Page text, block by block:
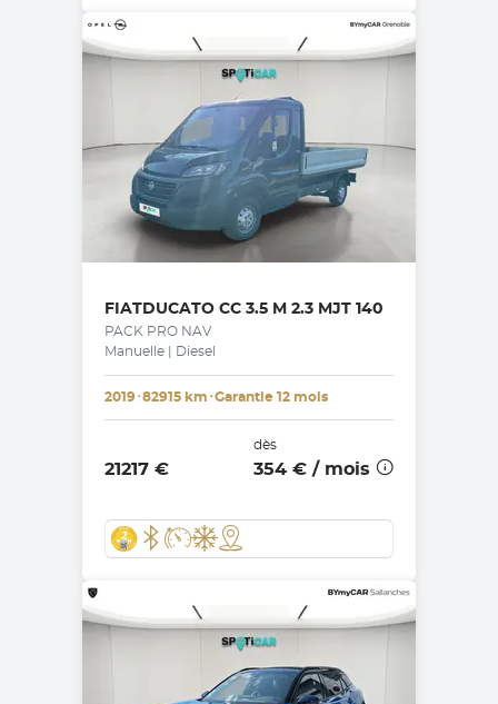
FIAT DUCATO CC 3.5 M 2.3 MJT 140
PACK PRO NAV
Manuelle | Diesel
2019･82915 km ･Garantie 12 mois
21217 €
dès
354 € / mois